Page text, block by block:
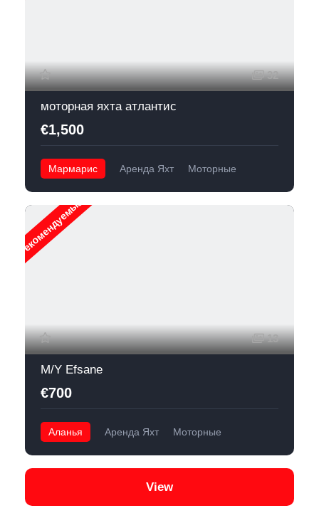
32
моторная яхта атлантис
€1,500
Мармарис Аренда Яхт Моторные
Рекомендуемые
13
M/Y Efsane
€700
Аланья Аренда Яхт Моторные
View